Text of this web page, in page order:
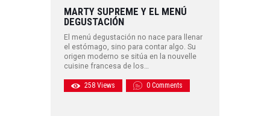
MARTY SUPREME Y EL MENÚ
DEGUSTACIÓN
El menú degustación no nace para llenar
el estómago, sino para contar algo. Su
origen moderno se sitúa en la nouvelle
cuisine francesa de los…
258 Views 0 Comments